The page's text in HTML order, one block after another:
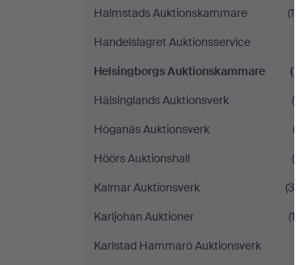
Halmstads Auktionskammare
(16)
Handelslagret Auktionsservice
Helsingborgs Auktionskammare
(8)
Hälsinglands Auktionsverk
(5)
Höganäs Auktionsverk
(3)
Höörs Auktionshall
(6)
Kalmar Auktionsverk
(39)
Karljohan Auktioner
(13)
Karlstad Hammarö Auktionsverk